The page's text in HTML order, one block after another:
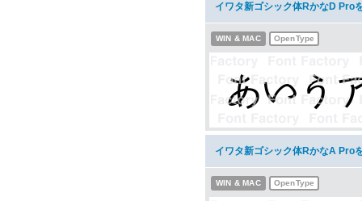
イワタ新ゴシック体RかなD Pro
WIN & MAC OpenType
イワタ新ゴシック体RかなA Pro
WIN & MAC OpenType